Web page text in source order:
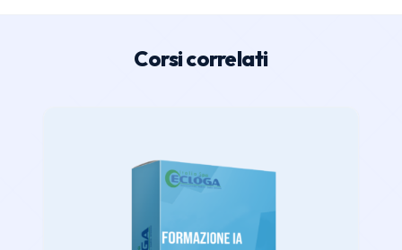
Corsi correlati